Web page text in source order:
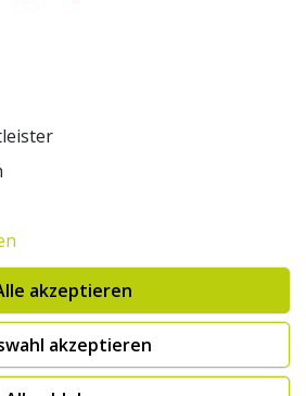
& SICHERHEIT
Co. KG
Erklärung zur Barrierefreiheit
Mehrwertsteuer zuzüglich Versandkosten. Die
der UVP des Herstellers. 1nur bei
oder "Sofort verfügbar") |
ab € 100,- Bestellwert.
akzeptieren
akzeptieren